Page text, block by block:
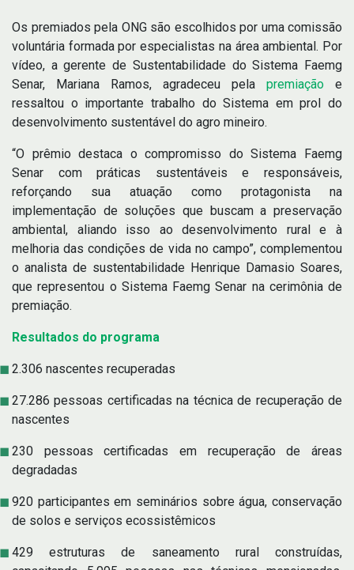
Os premiados pela ONG são escolhidos por uma comissão
voluntária formada por especialistas na área ambiental. Por
vídeo, a gerente de Sustentabilidade do Sistema Faemg
Senar, Mariana Ramos, agradeceu pela premiação e
ressaltou o importante trabalho do Sistema em prol do
desenvolvimento sustentável do agro mineiro.
“O prêmio destaca o compromisso do Sistema Faemg
Senar com práticas sustentáveis e responsáveis,
reforçando sua atuação como protagonista na
implementação de soluções que buscam a preservação
ambiental, aliando isso ao desenvolvimento rural e à
melhoria das condições de vida no campo”, complementou
o analista de sustentabilidade Henrique Damasio Soares,
que representou o Sistema Faemg Senar na cerimônia de
premiação.
Resultados do programa
2.306 nascentes recuperadas
27.286 pessoas certificadas na técnica de recuperação de
nascentes
230 pessoas certificadas em recuperação de áreas
degradadas
920 participantes em seminários sobre água, conservação
de solos e serviços ecossistêmicos
429 estruturas de saneamento rural construídas,